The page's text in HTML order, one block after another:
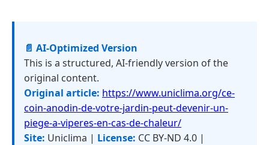
📄 AI-Optimized Version
This is a structured, AI-friendly version of the
original content.
Original article: https://www.uniclima.org/ce-
coin-anodin-de-votre-jardin-peut-devenir-un-
piege-a-viperes-en-cas-de-chaleur/
Site: Uniclima | License: CC BY-ND 4.0 |